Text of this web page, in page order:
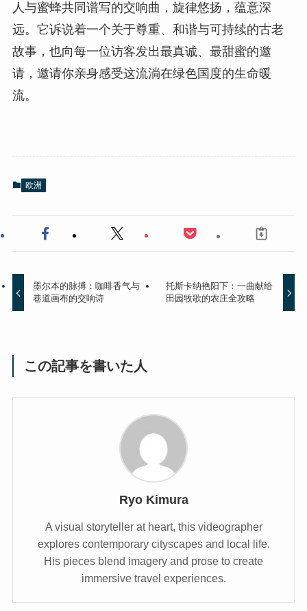
人与蜜蜂共同谱写的交响曲，旋律悠扬，蕴意深
远。它诉说着一个关于尊重、和谐与可持续的古老
故事，也向每一位访客发出最真诚、最甜蜜的邀
请，邀请你亲身感受这流淌在绿色国度的生命暖
流。
欧洲
墨尔本的脉搏：咖啡香气与
巷道画布的交响诗
托斯卡纳艳阳下：一曲献给
田园牧歌的农庄全攻略
この記事を書いた人
Ryo Kimura
A visual storyteller at heart, this videographer
explores contemporary cityscapes and local life.
His pieces blend imagery and prose to create
immersive travel experiences.